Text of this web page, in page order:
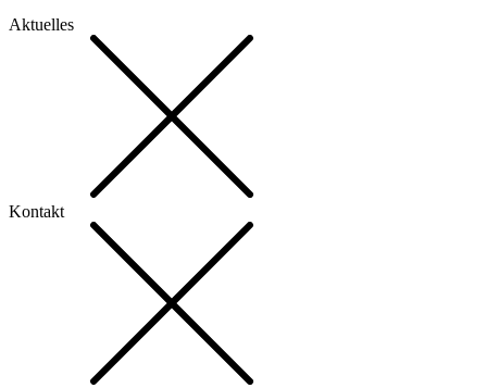
Aktuelles
Kontakt